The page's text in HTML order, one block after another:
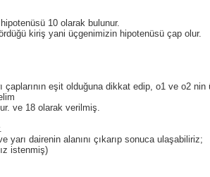
10 olarak bulunur.
kiriş yani üçgenimizin hipotenüsü çap olur.
çaplarının eşit olduğuna dikkat edip, o1 ve o2
ve 18 olarak verilmiş.
yarı dairenin alanını çıkarıp sonuca ulaşabiliriz;
istenmiş)